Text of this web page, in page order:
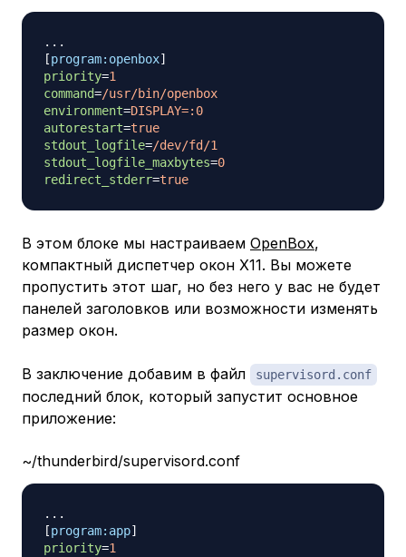
[program:openbox]
priority=1
command=/usr/bin/openbox
environment=DISPLAY=:0
autorestart=true
stdout_logfile=/dev/fd/1
stdout_logfile_maxbytes=0
redirect_stderr=true
В этом блоке мы настраиваем OpenBox,
компактный диспетчер окон X11. Вы можете
пропустить этот шаг, но без него у вас не будет
панелей заголовков или возможности изменять
размер окон.
В заключение добавим в файл supervisord.conf
последний блок, который запустит основное
приложение:
~/thunderbird/supervisord.conf
[program:app]
priority=1